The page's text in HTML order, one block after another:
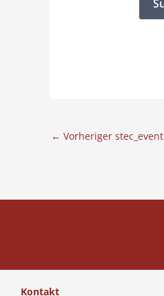
← Vorheriger stec_event
Kontakt